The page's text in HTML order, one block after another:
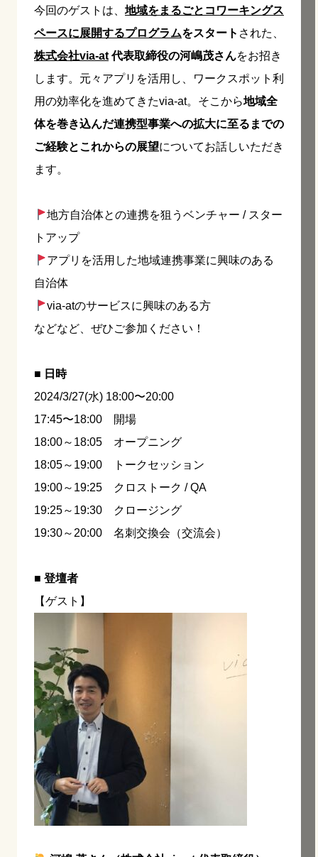
今回のゲストは、 地域をまるごとコワーキングス
ペースに展開するプログラムをスタート された、
株式会社via-at代表取締役の河嶋茂さんをお招き
します。元々アプリを活用し、ワークスポット利
用の効率化を進めてきたvia-at。そこから地域全
体を巻き込んだ連携型事業への拡大に至るまでの
ご経験とこれからの展望についてお話しいただき
ます。
地方自治体との連携を狙うベンチャー / スター
トアップ
アプリを活用した地域連携事業に興味のある
自治体
via-atのサービスに興味のある方
などなど、ぜひご参加ください！
■ 日時
2024/3/27(水) 18:00〜20:00
17:45〜18:00 開場
18:00～18:05 オープニング
18:05～19:00 トークセッション
19:00～19:25 クロストーク / QA
19:25～19:30 クロージング
19:30～20:00 名刺交換会（交流会）
■ 登壇者
【ゲスト】